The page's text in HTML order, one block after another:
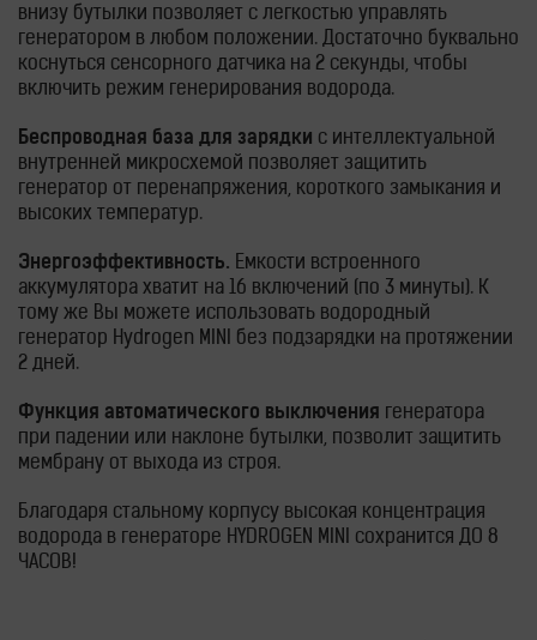
внизу бутылки позволяет с легкостью управлять
генератором в любом положении. Достаточно буквально
коснуться сенсорного датчика на 2 секунды, чтобы
включить режим генерирования водорода.
Беспроводная база для зарядки с интеллектуальной
внутренней микросхемой позволяет защитить
генератор от перенапряжения, короткого замыкания и
высоких температур.
Энергоэффективность. Емкости встроенного
аккумулятора хватит на 16 включений (по 3 минуты). К
тому же Вы можете использовать водородный
генератор Hydrogen MINI без подзарядки на протяжении
2 дней.
Функция автоматического выключения генератора
при падении или наклоне бутылки, позволит защитить
мембрану от выхода из строя.
Благодаря стальному корпусу высокая концентрация
водорода в генераторе HYDROGEN MINI сохранится ДО 8
ЧАСОВ!